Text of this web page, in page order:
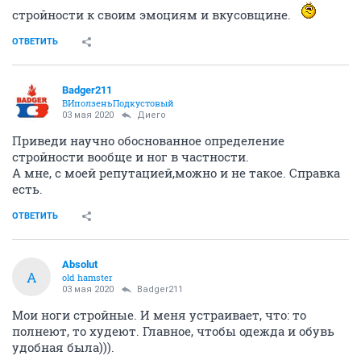
стройности к своим эмоциям и вкусовщине.
ОТВЕТИТЬ
Badger211
ВИползеньПодкустовый
03 мая 2020 Диего
Приведи научно обоснованное определение
стройности вообще и ног в частности.
А мне, с моей репутацией,можно и не такое. Справка
есть.
ОТВЕТИТЬ
A
Absolut
old hamster
03 мая 2020 Badger211
Мои ноги стройные. И меня устраивает, что: то
полнеют, то худеют. Главное, чтобы одежда и обувь
удобная была))).